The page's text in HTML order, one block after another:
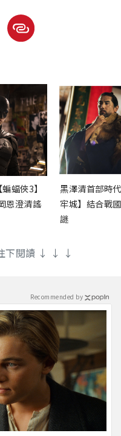
蝠俠3】
恩澄清謠
黑澤清首部時
牢城】結合戰
謎
下閱讀 ↓ ↓ ↓
Recommended by